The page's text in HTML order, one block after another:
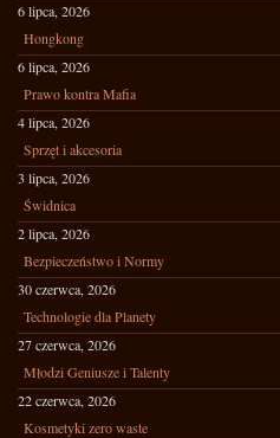
6 lipca, 2026
Hongkong
6 lipca, 2026
Prawo kontra Mafia
4 lipca, 2026
Sprzęt i akcesoria
3 lipca, 2026
Świdnica
2 lipca, 2026
Bezpieczeństwo i Normy
30 czerwca, 2026
Technologie dla Planety
27 czerwca, 2026
Młodzi Geniusze i Talenty
22 czerwca, 2026
Kosmetyki zero waste